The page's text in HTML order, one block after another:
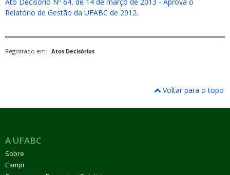
Relatório de Gestão da UFABC de 2012.
Registrado em: Atos Decisórios
Voltar para o topo
A UFABC
Sobre
Campi